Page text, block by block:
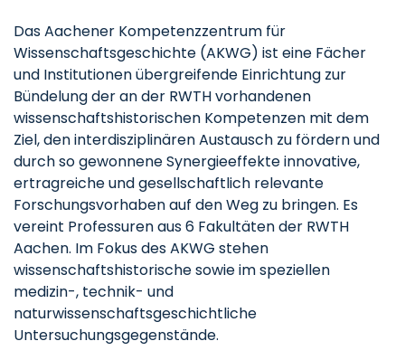
Das Aachener Kompetenzzentrum für
Wissenschaftsgeschichte (AKWG) ist eine Fächer
und Institutionen übergreifende Einrichtung zur
Bündelung der an der RWTH vorhandenen
wissenschaftshistorischen Kompetenzen mit dem
Ziel, den interdisziplinären Austausch zu fördern und
durch so gewonnene Synergieeffekte innovative,
ertragreiche und gesellschaftlich relevante
Forschungsvorhaben auf den Weg zu bringen. Es
vereint Professuren aus 6 Fakultäten der RWTH
Aachen. Im Fokus des AKWG stehen
wissenschaftshistorische sowie im speziellen
medizin-, technik- und
naturwissenschaftsgeschichtliche
Untersuchungsgegenstände.